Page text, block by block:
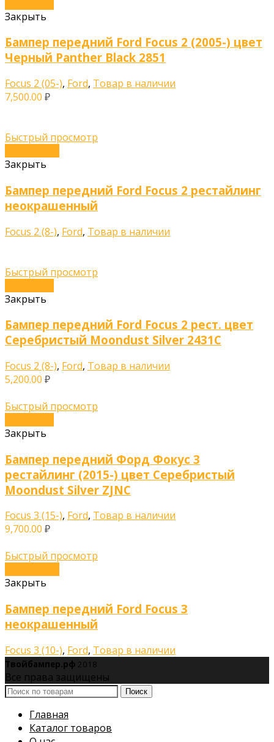
Закрыть
Бампер передний Ford Focus 2 (2005-) цвет
Черный Panther Black 2851
Focus 2 (05-), Ford, Товар в наличии
7,500.00 ₽
Быстрый просмотр
Закрыть
Бампер передний Ford Focus 2 рестайлинг
неокрашенный
Focus 2 (8-), Ford, Товар в наличии
Быстрый просмотр
Закрыть
Бампер передний Ford Focus 2 рест. цвет
Серебристый Moondust Silver 2431C
Focus 2 (8-), Ford, Товар в наличии
5,200.00 ₽
Быстрый просмотр
Закрыть
Бампер передний Форд Фокус 3
рестайлинг (2015-) цвет Серебристый
Moondust Silver ZJNC
Focus 3 (15-), Ford, Товар в наличии
9,700.00 ₽
Быстрый просмотр
Закрыть
Бампер передний Ford Focus 3
неокрашенный
Focus 3 (10-), Ford, Товар в наличии
Твойбампер.рф 2018
Все права защищены
Поиск
Главная
Каталог товаров